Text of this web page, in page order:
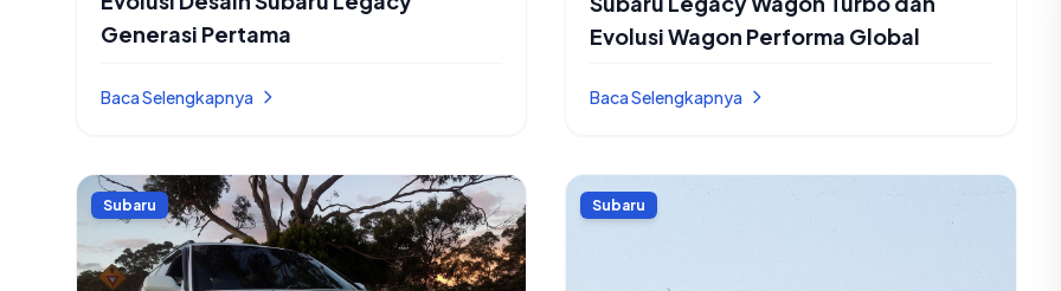
Generasi Pertama
Baca Selengkapnya
Evolusi Wagon Performa Global
Baca Selengkapnya
Subaru Subaru